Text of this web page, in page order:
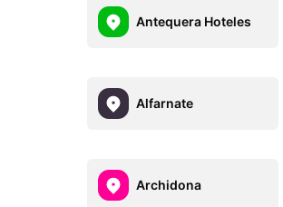
Antequera Hoteles
Alfarnate
Archidona